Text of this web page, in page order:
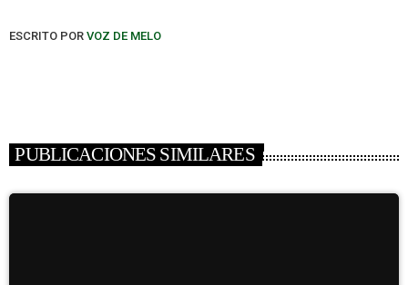
ESCRITO POR VOZ DE MELO
PUBLICACIONES SIMILARES